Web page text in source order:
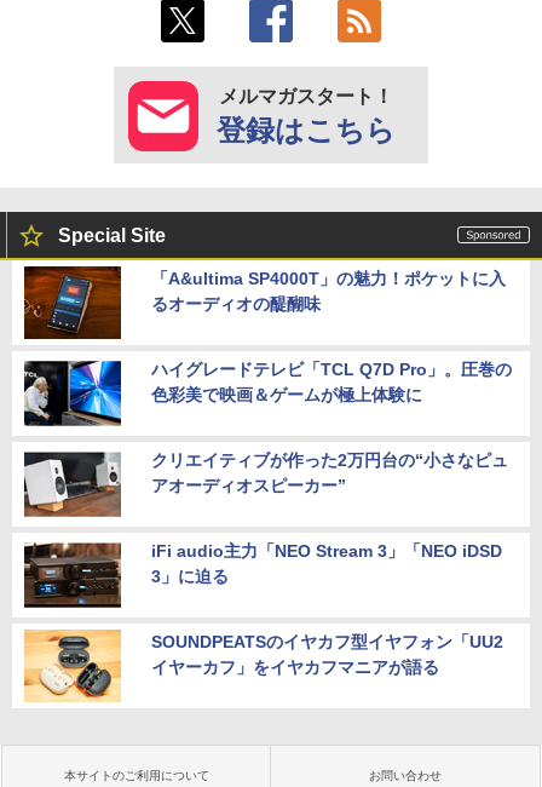
メルマガスタート！
登録はこちら
Special Site
「A&ultima SP4000T」の魅力！ポケットに入
るオーディオの醍醐味
ハイグレードテレビ「TCL Q7D Pro」。圧巻の
色彩美で映画＆ゲームが極上体験に
クリエイティブが作った2万円台の“小さなピュ
アオーディオスピーカー”
iFi audio主力「NEO Stream 3」「NEO iDSD
3」に迫る
SOUNDPEATSのイヤカフ型イヤフォン「UU2
イヤーカフ」をイヤカフマニアが語る
本サイトのご利用について お問い合わせ